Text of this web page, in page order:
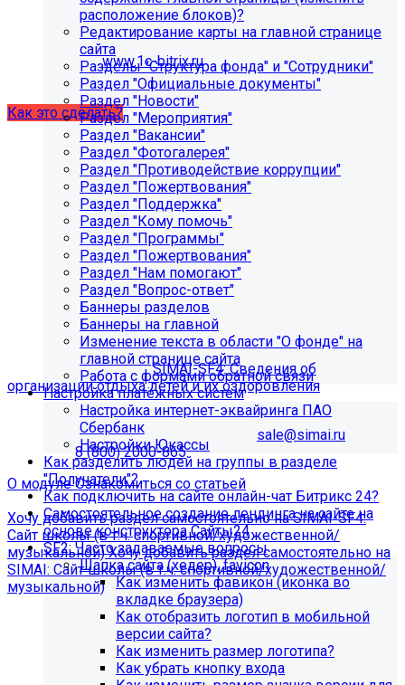
Из-за неправильного адреса обновлений может
некорректно отображаться срок действия лицензии.
Убедитесь, что в настройках «Главного модуля»
указан адрес:www.1c-bitrix.ru.
Затем запустите обновление через «Систему
обновлений».
Как это сделать?
Как добавить раздел "Сведения об
организации отдыха детей и их
оздоровления"?
Приобретите модульSIMAI-SF4: Сведения об
организации отдыха детей и их оздоровления
Для приобретения модуля необходимо обратиться в
отдел продаж по электронной почте sale@simai.ru
телефону 8 (800) 2000-865
О модулеОзнакомиться со статьей
Хочу добавить раздел самостоятельно на SIMAI-SF4:
Сайт школы (в т.ч. спортивной/художественной/
музыкальной)Хочу добавить раздел самостоятельно на
SIMAI: Сайт школы (в т.ч. спортивной/художественной/
музыкальной)
Информация по появлению ошибки
[MP_LICENSE_VIOLATION] В вашу лицензию не входит
модуль SIMAI-SF4: Сведения об образовательной
расположение блоков)?
Редактирование карты на главной странице
сайта
Разделы "Структура фонда" и "Сотрудники"
Раздел "Официальные документы"
Раздел "Новости"
Раздел "Мероприятия"
Раздел "Вакансии"
Раздел "Фотогалерея"
Раздел "Противодействие коррупции"
Раздел "Пожертвования"
Раздел "Поддержка"
Раздел "Кому помочь"
Раздел "Программы"
Раздел "Пожертвования"
Раздел "Нам помогают"
Раздел "Вопрос-ответ"
Баннеры разделов
Баннеры на главной
Изменение текста в области "О фонде" на
главной странице сайта
Работа с формами обратной связи
Настройка платёжных систем
Настройка интернет-эквайринга ПАО
Сбербанк
Настройки Юкассы
Как разделить людей на группы в разделе
"Получатели"?
Как подключить на сайте онлайн-чат Битрикс 24?
Самостоятельное создание лендинга на сайте на
основе конструктора Сайты24
SF2: Часто задаваемые вопросы
Шапка сайта (хедер), favicon
Как изменить фавикон (иконка во
вкладке браузера)
Как отобразить логотип в мобильной
версии сайта?
Как изменить размер логотипа?
Как убрать кнопку входа